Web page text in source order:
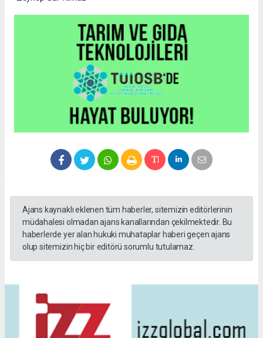
Ajans kaynaklı eklenen tüm haberler, sitemizin editörlerinin
müdahalesi olmadan ajans kanallarından çekilmektedir. Bu
haberlerde yer alan hukuki muhataplar haberi geçen ajans
olup sitemizin hiç bir editörü sorumlu tutulamaz.